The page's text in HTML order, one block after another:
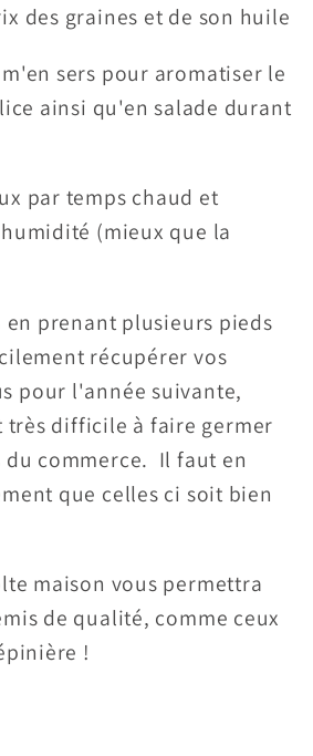
des graines et de son huile
sers pour aromatiser le
ainsi qu'en salade durant
par temps chaud et
(mieux que la
en prenant plusieurs pieds
récupérer vos
pour l'année suivante,
très difficile à faire germer
du commerce. Il faut en
que celles ci soit bien
maison vous permettra
de qualité, comme ceux
!